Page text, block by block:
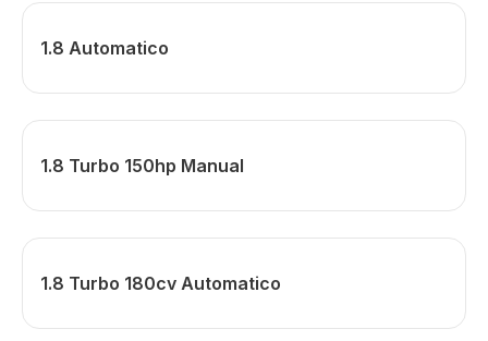
1.8 Automatico
1.8 Turbo 150hp Manual
1.8 Turbo 180cv Automatico